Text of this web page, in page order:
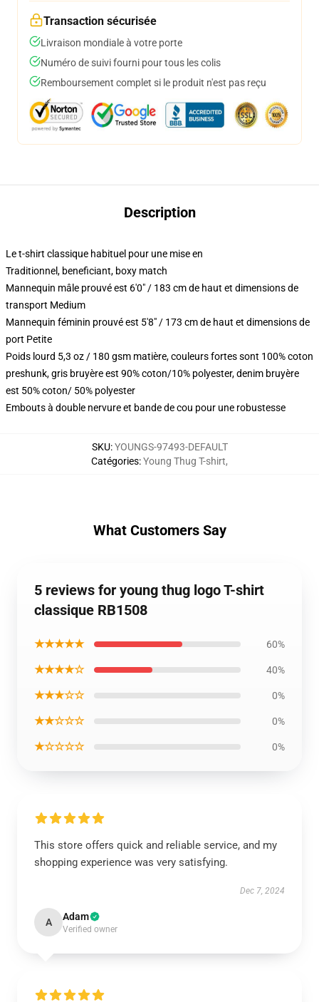
Transaction sécurisée
Livraison mondiale à votre porte
Numéro de suivi fourni pour tous les colis
Remboursement complet si le produit n'est pas reçu
Description
Le t-shirt classique habituel pour une mise en
Traditionnel, beneficiant, boxy match
Mannequin mâle prouvé est 6'0" / 183 cm de haut et dimensions de
transport Medium
Mannequin féminin prouvé est 5'8" / 173 cm de haut et dimensions de
port Petite
Poids lourd 5,3 oz / 180 gsm matière, couleurs fortes sont 100% coton
preshunk, gris bruyère est 90% coton/10% polyester, denim bruyère
est 50% coton/ 50% polyester
Embouts à double nervure et bande de cou pour une robustesse
SKU:YOUNGS-97493-DEFAULT
Catégories:Young Thug T-shirt,
What Customers Say
5 reviews for young thug logo T-shirt
classique RB1508
★★★★★ 60%
★★★★☆ 40%
★★★☆☆ 0%
★★☆☆☆ 0%
★☆☆☆☆ 0%
This store offers quick and reliable service, and my
shopping experience was very satisfying.
Dec 7, 2024
A Adam
Verified owner